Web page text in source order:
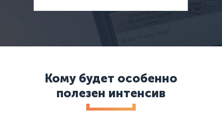
Кому будет особенно
полезен интенсив